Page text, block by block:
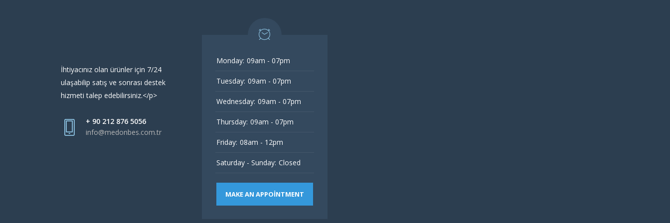
İhtiyacınız olan ürünler için 7/24
ulaşabilip satış ve sonrası destek
hizmeti talep edebilirsiniz.</p>
+ 90 212 876 5056
info@medonbes.com.tr
Monday: 09am - 07pm
Tuesday: 09am - 07pm
Wednesday: 09am - 07pm
Thursday: 09am - 07pm
Friday: 08am - 12pm
Saturday - Sunday: Closed
MAKE AN APPOINTMENT